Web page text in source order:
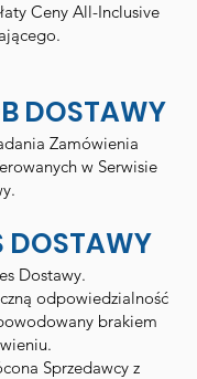
Ceny All-Inclusive
DOSTAWY
Zamówienia
w Serwisie
DOSTAWY
Dostawy.
odpowiedzialność
brakiem
Sprzedawcy z